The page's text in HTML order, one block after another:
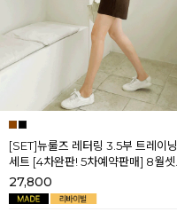
[SET]뉴룰즈 레터링 3.5부 트레이닝
세트 [4차완판! 5차예약판매] 8월셋
째주 순차배송
27,800